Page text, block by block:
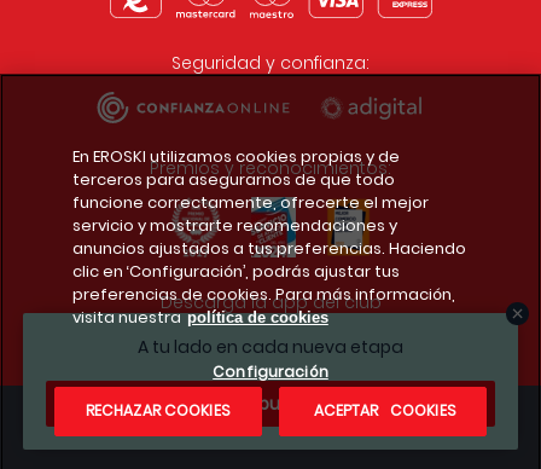
A tu lado en cada nueva etapa
¿Te apuntas?
Seguridad y confianza:
Premios y reconocimientos:
Descarga la app del club
Condiciones legales
En EROSKI utilizamos cookies propias y de
terceros para asegurarnos de que todo
funcione correctamente, ofrecerte el mejor
servicio y mostrarte recomendaciones y
anuncios ajustados a tus preferencias. Haciendo
clic en ‘Configuración’, podrás ajustar tus
preferencias de cookies. Para más información,
visita nuestra política de cookies
Configuración
RECHAZAR COOKIES
ACEPTAR COOKIES